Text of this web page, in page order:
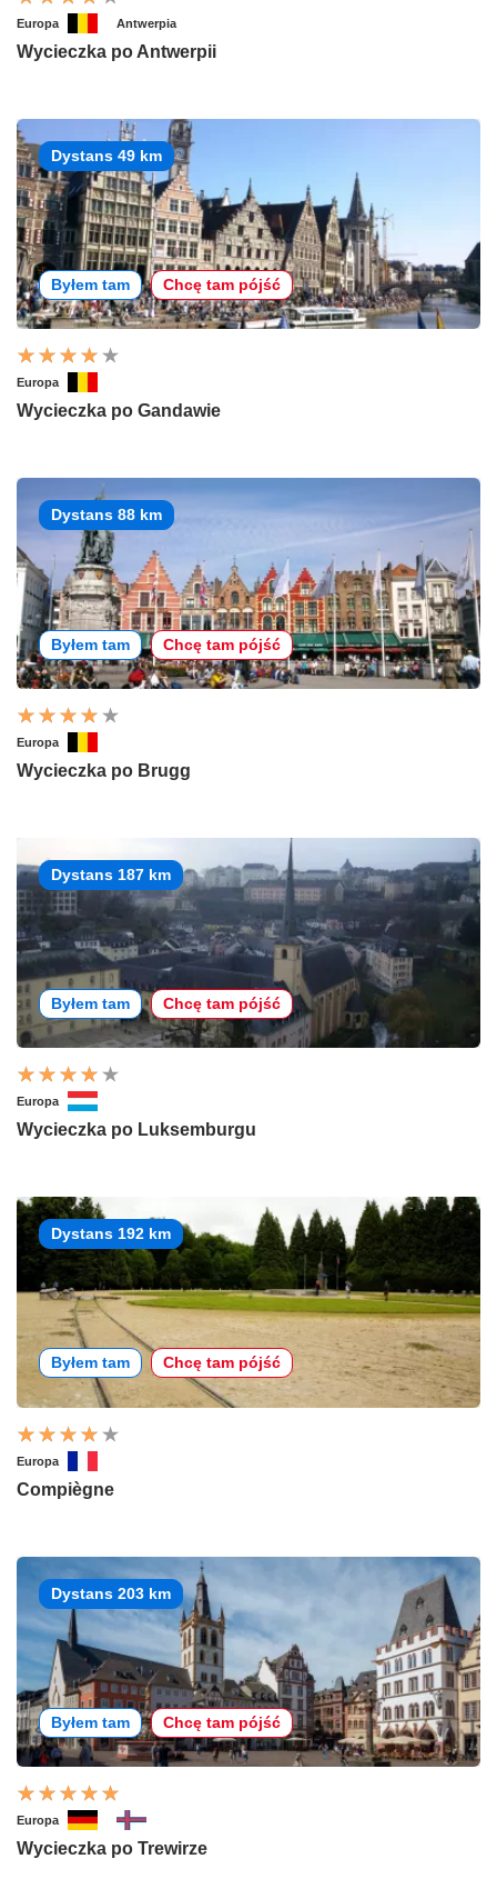
Europa Antwerpia
Wycieczka po Antwerpii
Dystans 49 km
Byłem tam Chcę tam pójść
Europa
Wycieczka po Gandawie
Dystans 88 km
Byłem tam Chcę tam pójść
Europa
Wycieczka po Brugg
Dystans 187 km
Byłem tam Chcę tam pójść
Europa
Wycieczka po Luksemburgu
Dystans 192 km
Byłem tam Chcę tam pójść
Europa
Compiègne
Dystans 203 km
Byłem tam Chcę tam pójść
Europa
Wycieczka po Trewirze